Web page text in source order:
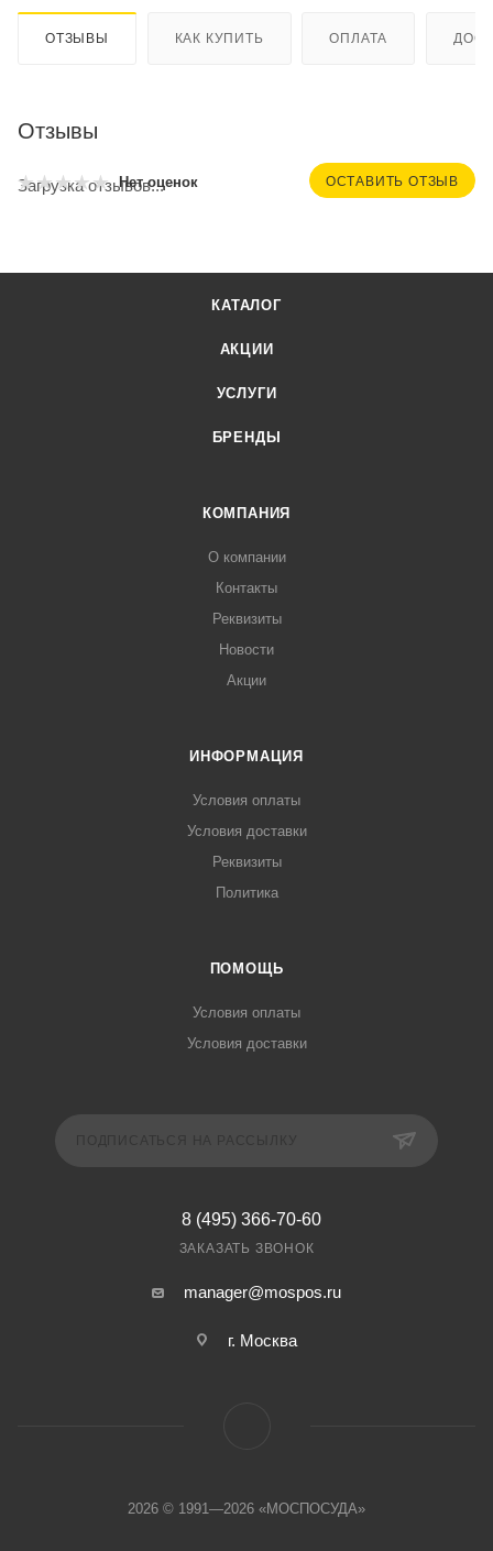
ОТЗЫВЫ КАК КУПИТЬ ОПЛАТА
Отзывы
Нет оценок ОСТАВИТЬ ОТЗЫВ
Загрузка отзывов...
КАТАЛОГ
АКЦИИ
УСЛУГИ
БРЕНДЫ
КОМПАНИЯ
О компании
Контакты
Реквизиты
Новости
Акции
ИНФОРМАЦИЯ
Условия оплаты
Условия доставки
Реквизиты
Политика
ПОМОЩЬ
Условия оплаты
Условия доставки
8 (495) 366-70-60
ЗАКАЗАТЬ ЗВОНОК
manager@mospos.ru
г. Москва
2026 © 1991—2026 «МОСПОСУДА»